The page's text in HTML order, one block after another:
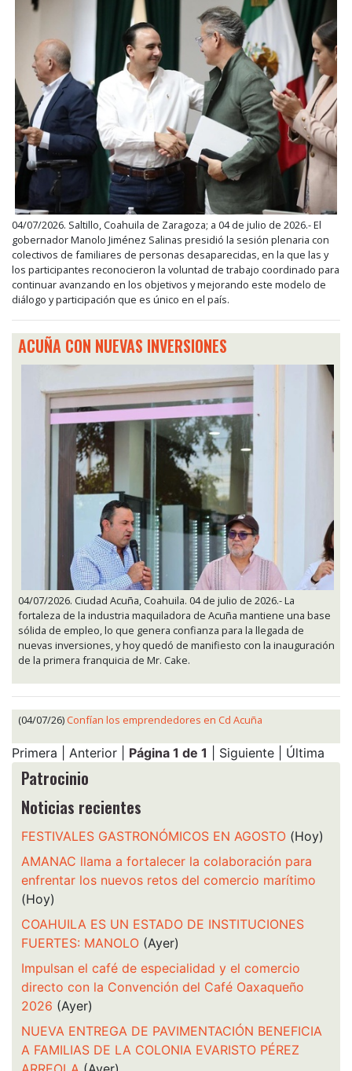
04/07/2026. Saltillo, Coahuila de Zaragoza; a 04 de julio de 2026.- El
gobernador Manolo Jiménez Salinas presidió la sesión plenaria con
colectivos de familiares de personas desaparecidas, en la que las y
los participantes reconocieron la voluntad de trabajo coordinado para
continuar avanzando en los objetivos y mejorando este modelo de
diálogo y participación que es único en el país.
ACUÑA CON NUEVAS INVERSIONES
04/07/2026. Ciudad Acuña, Coahuila. 04 de julio de 2026.- La
fortaleza de la industria maquiladora de Acuña mantiene una base
sólida de empleo, lo que genera confianza para la llegada de
nuevas inversiones, y hoy quedó de manifiesto con la inauguración
de la primera franquicia de Mr. Cake.
(04/07/26) Confían los emprendedores en Cd Acuña
Primera | Anterior | Página 1 de 1 | Siguiente | Última
Patrocinio
Noticias recientes
FESTIVALES GASTRONÓMICOS EN AGOSTO (Hoy)
AMANAC llama a fortalecer la colaboración para
enfrentar los nuevos retos del comercio marítimo
(Hoy)
COAHUILA ES UN ESTADO DE INSTITUCIONES
FUERTES: MANOLO (Ayer)
Impulsan el café de especialidad y el comercio
directo con la Convención del Café Oaxaqueño
2026 (Ayer)
NUEVA ENTREGA DE PAVIMENTACIÓN BENEFICIA
A FAMILIAS DE LA COLONIA EVARISTO PÉREZ